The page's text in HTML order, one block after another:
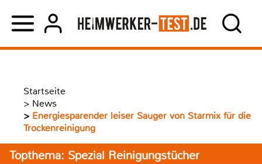
Startseite
> News
> Energiesparender leiser Sauger von Starmix für die
Trockenreinigung
Topthema: Spezial Reinigungstücher